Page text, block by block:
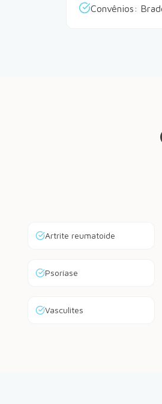
Convênios:
Artrite reumatoide
Psoríase
Vasculites